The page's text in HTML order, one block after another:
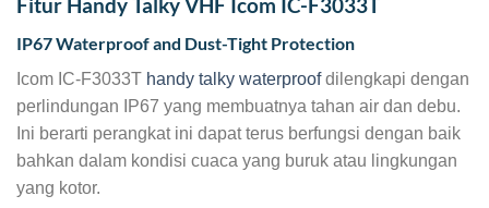
IP67 Waterproof and Dust-Tight Protection
Icom IC-F3033T handy talky waterproofdilengkapi dengan
perlindungan IP67 yang membuatnya tahan air dan debu.
Ini berarti perangkat ini dapat terus berfungsi dengan baik
bahkan dalam kondisi cuaca yang buruk atau lingkungan
yang kotor.